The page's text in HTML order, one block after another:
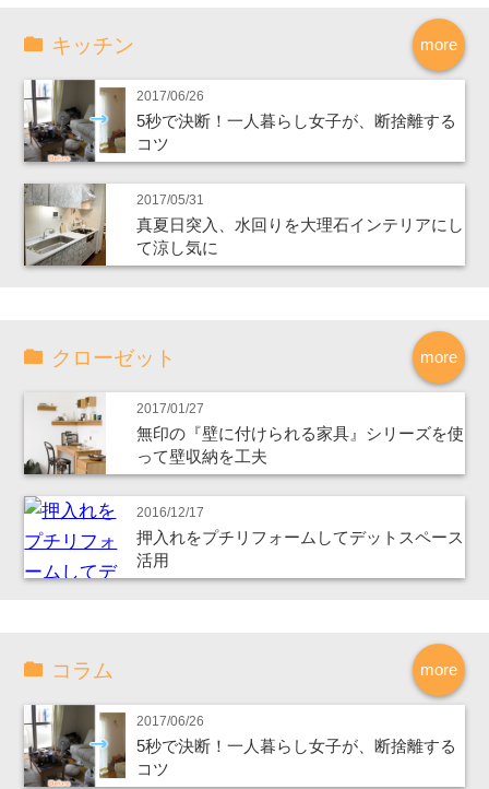
more
キッチン
2017/06/26
5秒で決断！一人暮らし女子が、断捨離する
コツ
2017/05/31
真夏日突入、水回りを大理石インテリアにし
て涼し気に
more
クローゼット
2017/01/27
無印の『壁に付けられる家具』シリーズを使
って壁収納を工夫
2016/12/17
押入れをプチリフォームしてデットスペース
活用
more
コラム
2017/06/26
5秒で決断！一人暮らし女子が、断捨離する
コツ